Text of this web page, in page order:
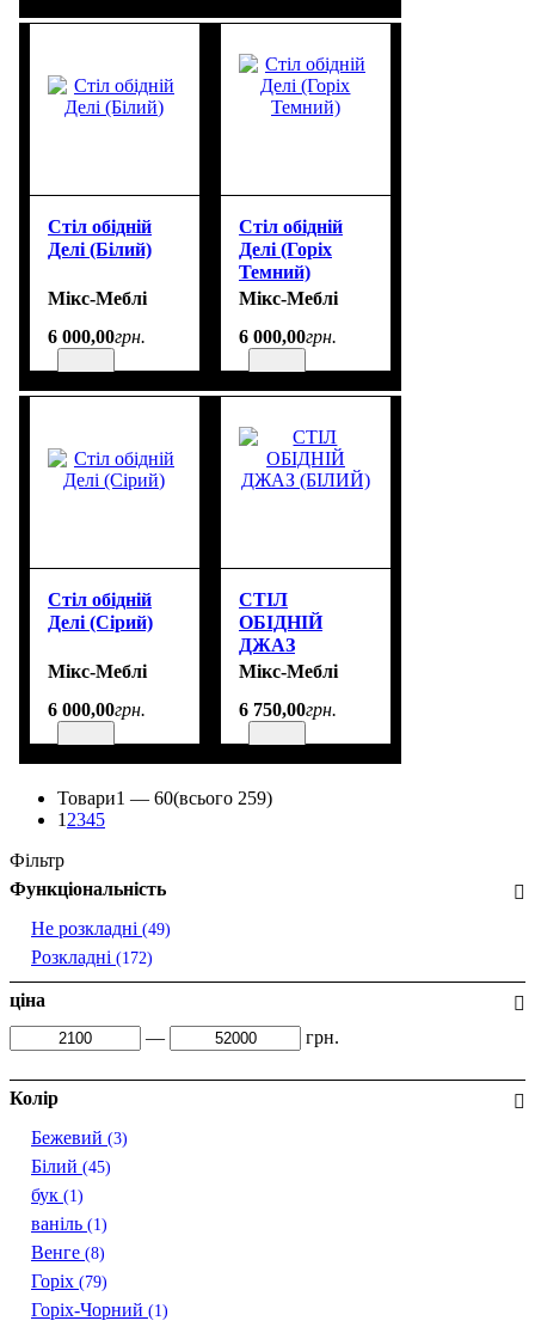
Стіл обідній
Делі (Білий)
Мікс-Меблі
6 000,00грн.
Стіл обідній
Делі (Горіх
Темний)
Мікс-Меблі
6 000,00грн.
Стіл обідній
Делі (Сірий)
Мікс-Меблі
6 000,00грн.
СТІЛ
ОБІДНІЙ
ДЖАЗ
(БІЛИЙ)
Мікс-Меблі
6 750,00грн.
Товари1 — 60(всього 259)
12345
Фільтр
Функціональність
Не розкладні (49)
Розкладні (172)
ціна
—
грн.
Колір
Бежевий (3)
Білий (45)
бук (1)
ваніль (1)
Венге (8)
Горіх (79)
Горіх-Чорний (1)